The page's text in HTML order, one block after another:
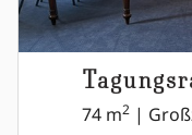
74 m2|